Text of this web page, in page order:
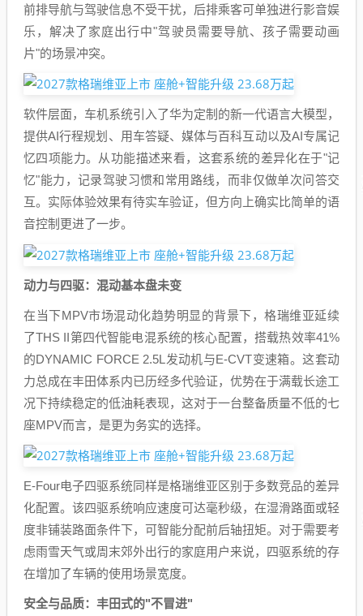
前排导航与驾驶信息不受干扰，后排乘客可单独进行影音娱
乐，解决了家庭出行中"驾驶员需要导航、孩子需要动画
片"的场景冲突。
软件层面，车机系统引入了华为定制的新一代语言大模型，
提供AI行程规划、用车答疑、媒体与百科互动以及AI专属记
忆四项能力。从功能描述来看，这套系统的差异化在于"记
忆"能力，记录驾驶习惯和常用路线，而非仅做单次问答交
互。实际体验效果有待实车验证，但方向上确实比简单的语
音控制更进了一步。
动力与四驱：混动基本盘未变
在当下MPV市场混动化趋势明显的背景下，格瑞维亚延续
了THS II第四代智能电混系统的核心配置，搭载热效率41%
的DYNAMIC FORCE 2.5L发动机与E-CVT变速箱。这套动
力总成在丰田体系内已历经多代验证，优势在于满载长途工
况下持续稳定的低油耗表现，这对于一台整备质量不低的七
座MPV而言，是更为务实的选择。
E-Four电子四驱系统同样是格瑞维亚区别于多数竞品的差异
化配置。该四驱系统响应速度可达毫秒级，在湿滑路面或轻
度非铺装路面条件下，可智能分配前后轴扭矩。对于需要考
虑雨雪天气或周末郊外出行的家庭用户来说，四驱系统的存
在增加了车辆的使用场景宽度。
安全与品质：丰田式的"不冒进"